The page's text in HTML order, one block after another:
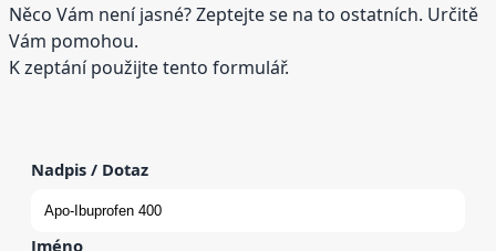
Něco Vám není jasné? Zeptejte se na to ostatních. Určitě
Vám pomohou.
K zeptání použijte tento formulář.
Nadpis / Dotaz
Jméno